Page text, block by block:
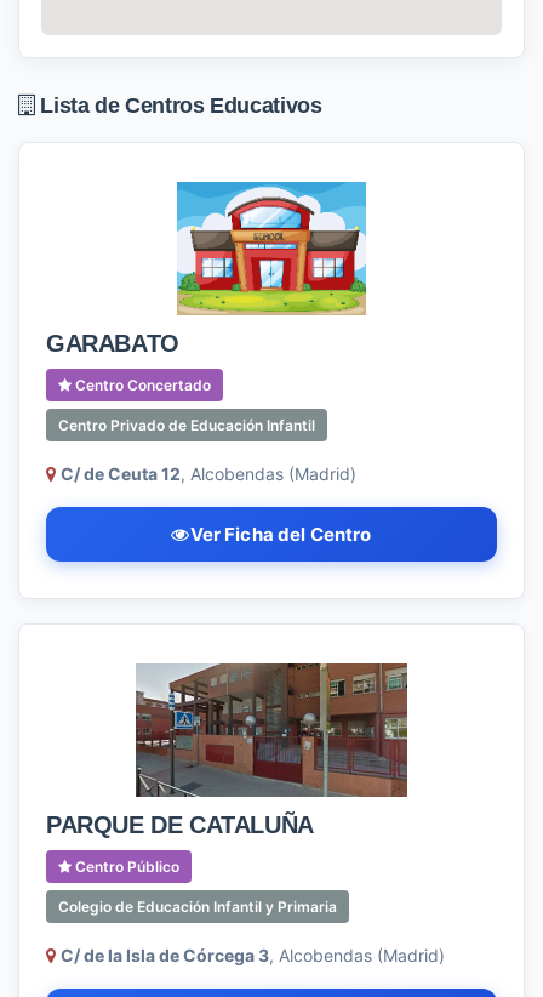
Lista de Centros Educativos
GARABATO
Centro Concertado
Centro Privado de Educación Infantil
C/ de Ceuta 12, Alcobendas (Madrid)
Ver Ficha del Centro
PARQUE DE CATALUÑA
Centro Público
Colegio de Educación Infantil y Primaria
C/ de la Isla de Córcega 3, Alcobendas (Madrid)